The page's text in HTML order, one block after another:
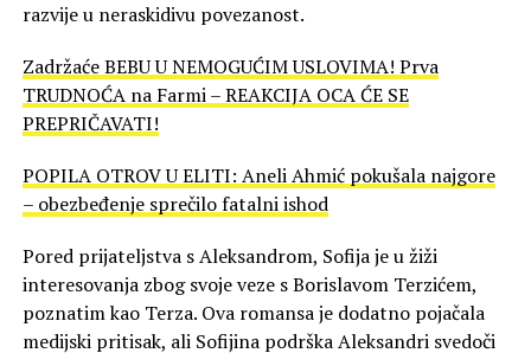
razvije u neraskidivu povezanost.
Zadržaće BEBU U NEMOGUĆIM USLOVIMA! Prva
TRUDNOĆA na Farmi – REAKCIJA OCA ĆE SE
PREPRIČAVATI!
POPILA OTROV U ELITI: Aneli Ahmić pokušala najgore
– obezbeđenje sprečilo fatalni ishod
Pored prijateljstva s Aleksandrom, Sofija je u žiži
interesovanja zbog svoje veze s Borislavom Terzićem,
poznatim kao Terza. Ova romansa je dodatno pojačala
medijski pritisak, ali Sofijina podrška Aleksandri svedoči